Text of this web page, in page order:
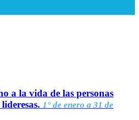
a la vida de las personas
1° de enero a 31 de